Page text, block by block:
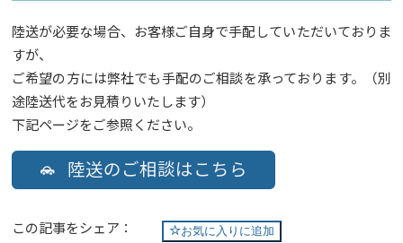
陸送が必要な場合、お客様ご自身で手配していただいておりま
すが、
ご希望の方には弊社でも手配のご相談を承っております。（別
途陸送代をお見積りいたします）
下記ページをご参照ください。
陸送のご相談はこちら
お気に入りに追加
この記事をシェア：